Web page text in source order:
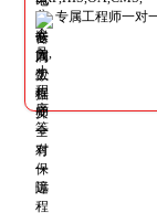
专属工程师一对